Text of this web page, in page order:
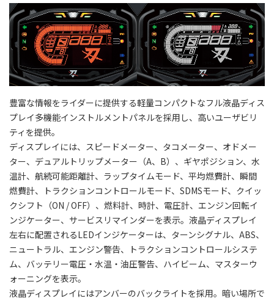
豊富な情報をライダーに提供する軽量コンパクトなフル液晶ディス
プレイ多機能インストルメントパネルを採用し、高いユーザビリ
ティを提供。
ディスプレイには、スピードメーター、タコメーター、オドメー
ター、デュアルトリップメーター（A、B）、ギヤポジション、水
温計、航続可能距離計、ラップタイムモード、平均燃費計、瞬間
燃費計、トラクションコントロールモード、SDMSモード、クイッ
クシフト（ON / OFF）、燃料計、時計、電圧計、エンジン回転イ
ンジケーター、サービスリマインダーを表示。液晶ディスプレイ
左右に配置されるLEDインジケーターは、ターンシグナル、ABS、
ニュートラル、エンジン警告、トラクションコントロールシステ
ム、バッテリー電圧・水温・油圧警告、ハイビーム、マスターウ
ォーニングを表示。
液晶ディスプレイにはアンバーのバックライトを採用。暗い場所で